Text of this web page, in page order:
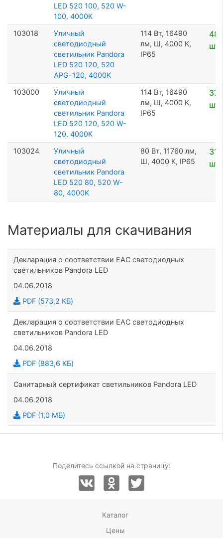
LED 520 100, 520 W-
100, 4000К
103018
Уличный
светодиодный
светильник Pandora
LED 520 120, 520
APG-120, 4000K
114 Вт, 16490
лм, Ш, 4000 К,
IP65
48
шт
103000
Уличный
светодиодный
светильник Pandora
LED 520 120, 520 W-
120, 4000К
114 Вт, 16490
лм, Ш, 4000 К,
IP65
37
шт
103024
Уличный
светодиодный
светильник Pandora
LED 520 80, 520 W-
80, 4000K
80 Вт, 11760 лм,
Ш, 4000 К, IP65
31
шт
Материалы для скачивания
Декларация о соответствии EAC светодиодных
светильников Pandora LED
04.06.2018
PDF (573,2 КБ)
Декларация о соответствии EAC светодиодных
светильников Pandora LED
04.06.2018
PDF (883,6 КБ)
Санитарный сертификат светильников Pandora LED
04.06.2018
PDF (1,0 МБ)
Поделитесь ссылкой на страницу:
Каталог
Цены